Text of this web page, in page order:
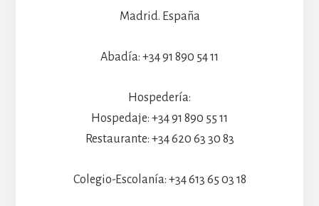
Madrid. España
Abadía: +34 91 890 54 11
Hospedería:
Hospedaje: +34 91 890 55 11
Restaurante: +34 620 63 30 83
Colegio-Escolanía: +34 613 65 03 18